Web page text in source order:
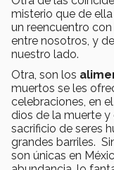
misterio que de
un reencuentro
entre nosotros, y
nuestro lado.
Otra, son los
muertos se les
celebraciones, en
dios de la muerte y
sacrificio de seres
grandes barriles.
son únicas en